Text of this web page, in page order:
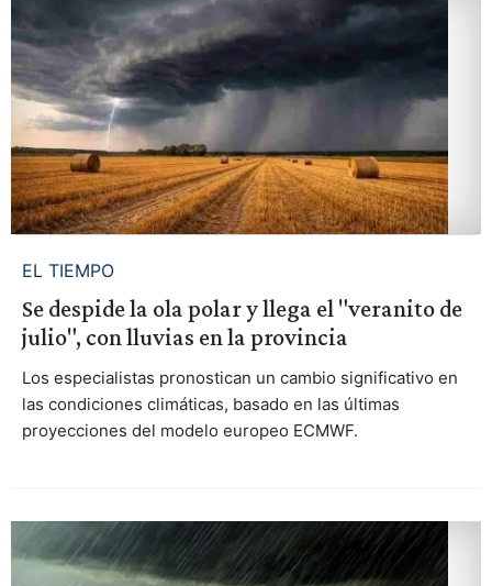
EL TIEMPO
Se despide la ola polar y llega el "veranito de
julio", con lluvias en la provincia
Los especialistas pronostican un cambio significativo en
las condiciones climáticas, basado en las últimas
proyecciones del modelo europeo ECMWF.